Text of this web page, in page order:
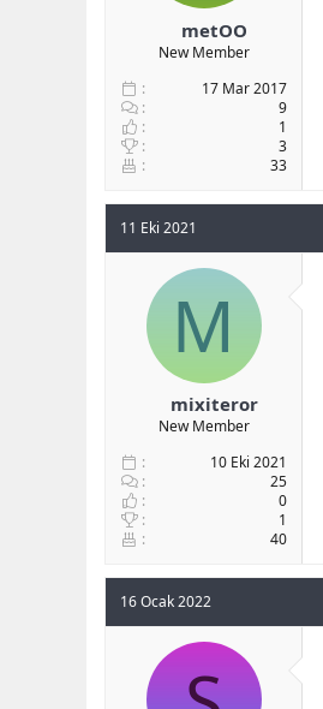
metOO
New Member
17 Mar 2017
9
1
3
33
11 Eki 2021
M
mixiteror
New Member
10 Eki 2021
25
0
1
40
16 Ocak 2022